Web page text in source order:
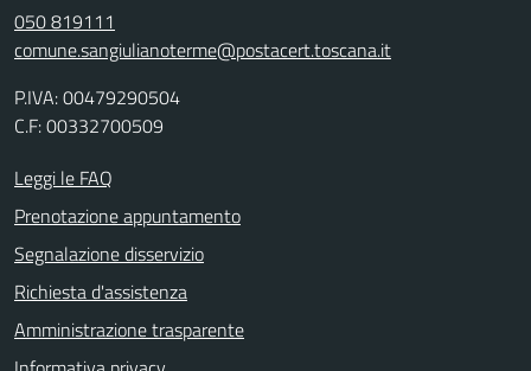
050 819111
comune.sangiulianoterme@postacert.toscana.it
P.IVA: 00479290504
C.F: 00332700509
Leggi le FAQ
Prenotazione appuntamento
Segnalazione disservizio
Richiesta d'assistenza
Amministrazione trasparente